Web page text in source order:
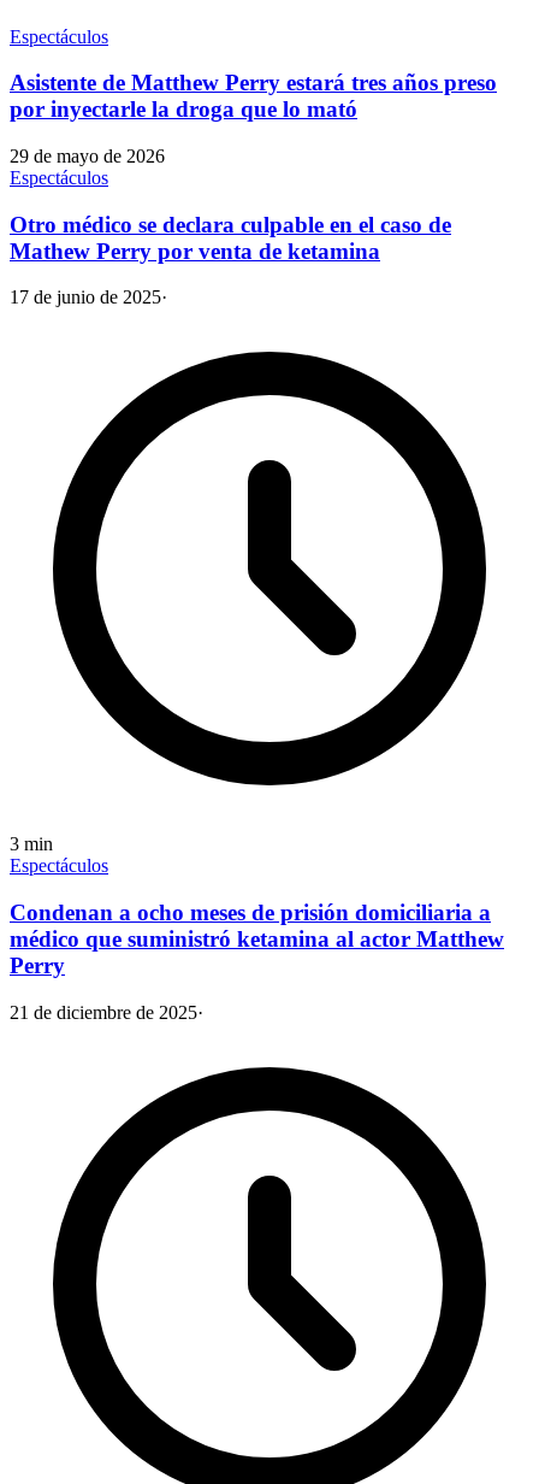
Espectáculos
Asistente de Matthew Perry estará tres años preso
por inyectarle la droga que lo mató
29 de mayo de 2026
Espectáculos
Otro médico se declara culpable en el caso de
Mathew Perry por venta de ketamina
17 de junio de 2025·
3 min
Espectáculos
Condenan a ocho meses de prisión domiciliaria a
médico que suministró ketamina al actor Matthew
Perry
21 de diciembre de 2025·